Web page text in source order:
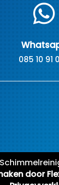

085 10 91
door